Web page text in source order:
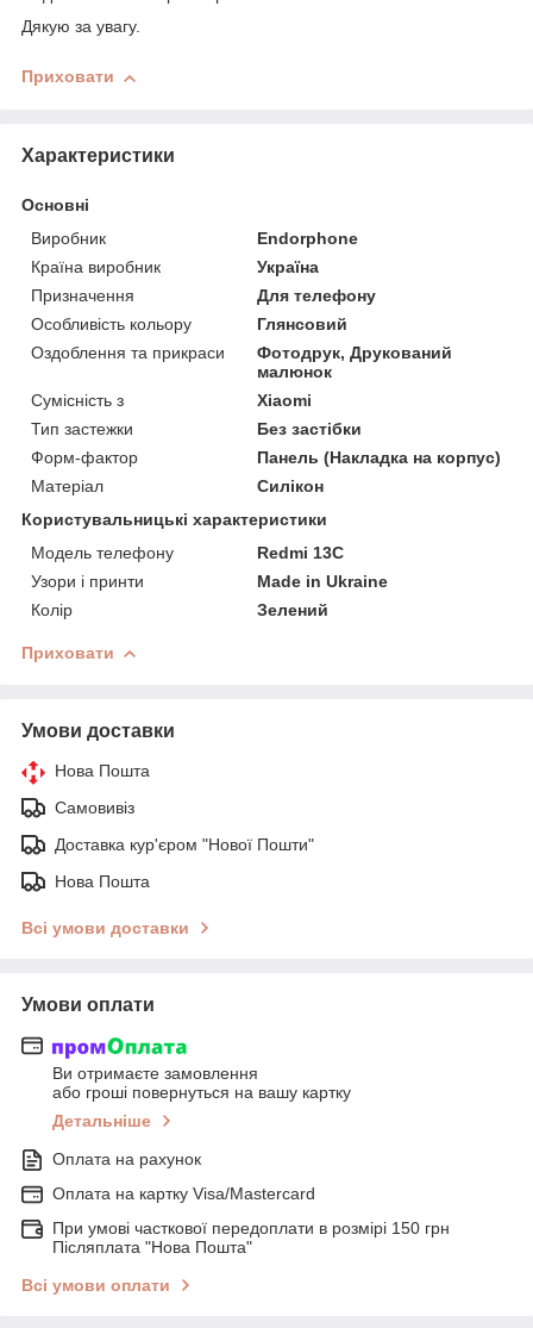
Дякую за увагу.
Приховати
Характеристики
Основні
Виробник
Endorphone
Країна виробник
Україна
Призначення
Для телефону
Особливість кольору
Глянсовий
Оздоблення та прикраси
Фотодрук, Друкований
малюнок
Сумісність з
Xiaomi
Тип застежки
Без застібки
Форм-фактор
Панель (Накладка на корпус)
Матеріал
Силікон
Користувальницькі характеристики
Модель телефону
Redmi 13C
Узори і принти
Made in Ukraine
Колір
Зелений
Приховати
Умови доставки
Нова Пошта
Самовивіз
Доставка кур'єром "Нової Пошти"
Нова Пошта
Всі умови доставки
Умови оплати
Ви отримаєте замовлення
або гроші повернуться на вашу картку
Детальніше
Оплата на рахунок
Оплата на картку Visa/Mastercard
При умові часткової передоплати в розмірі 150 грн
Післяплата "Нова Пошта"
Всі умови оплати